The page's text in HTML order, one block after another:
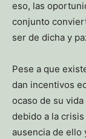
eso, las
conjunto
ser de dicha y
Pese a que
dan incentivos
ocaso de su
debido a la
ausencia de ello